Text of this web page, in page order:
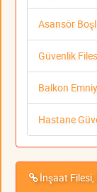
Asansör
Güvenlik
Balkon
Hastane
İnşaat